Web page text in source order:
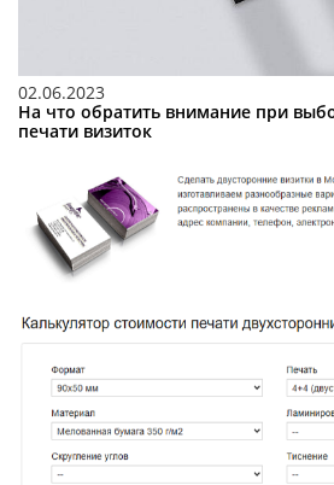
02.06.2023
На что обратить внимание при
печати визиток